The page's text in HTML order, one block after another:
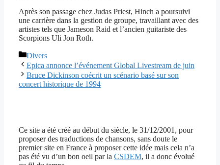
Après son passage chez Judas Priest, Hinch a poursuivi
une carrière dans la gestion de groupe, travaillant avec des
artistes tels que Jameson Raid et l’ancien guitariste des
Scorpions Uli Jon Roth.
Catégories
Divers
Epica annonce l’événement Global Livestream de juin
Bruce Dickinson coécrit un scénario basé sur son
concert historique de 1994
Ce site a été créé au début du siècle, le 31/12/2001, pour
proposer des traductions de chansons, sans doute le
premier site en France à proposer cette idée mais cela n’a
pas été vu d’un bon oeil par la CSDEM, il a donc évolué